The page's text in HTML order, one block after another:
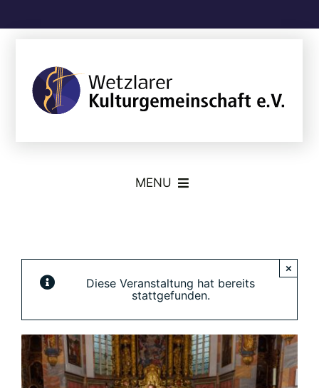
content
MENU
Partner und Sponsoren
Diese Veranstaltung hat bereits
stattgefunden.
×